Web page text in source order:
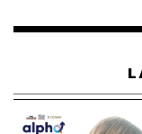
เรือนไทยที่ถูกซุกไว้